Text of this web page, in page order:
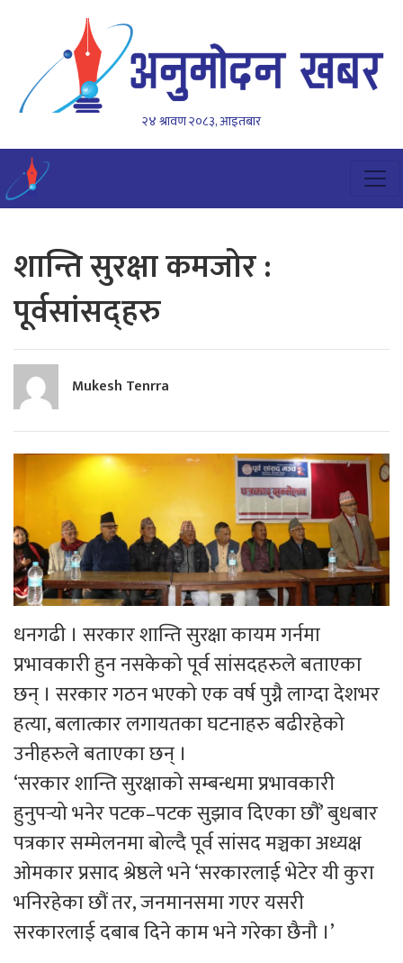
२४ श्रावण २०८३, आइतबार
शान्ति सुरक्षा कमजोर :
पूर्वसांसद्हरु
Mukesh Tenrra
धनगढी । सरकार शान्ति सुरक्षा कायम गर्नमा
प्रभावकारी हुन नसकेको पूर्व सांसदहरुले बताएका
छन् । सरकार गठन भएको एक वर्ष पुग्नै लाग्दा देशभर
हत्या, बलात्कार लगायतका घटनाहरु बढीरहेको
उनीहरुले बताएका छन् ।
‘सरकार शान्ति सुरक्षाको सम्बन्धमा प्रभावकारी
हुनुपऱ्यो भनेर पटक–पटक सुझाव दिएका छौं’ बुधबार
पत्रकार सम्मेलनमा बोल्दै पूर्व सांसद मञ्चका अध्यक्ष
ओमकार प्रसाद श्रेष्ठले भने ‘सरकारलाई भेटेर यी कुरा
भनिरहेका छौं तर, जनमानसमा गएर यसरी
सरकारलाई दबाब दिने काम भने गरेका छैनौ ।’